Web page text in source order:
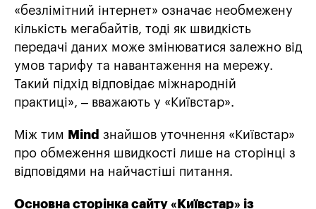
«безлімітний інтернет» означає необмежену
кількість мегабайтів, тоді як швидкість
передачі даних може змінюватися залежно від
умов тарифу та навантаження на мережу.
Такий підхід відповідає міжнародній
практиці», – вважають у «Київстар».
Між тим Mind знайшов уточнення «Київстар»
про обмеження швидкості лише на сторінці з
відповідями на найчастіші питання.
Основна сторінка сайту «Київстар» із